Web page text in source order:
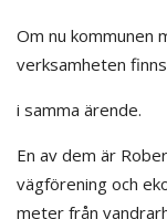
Om nu kommunen
verksamheten
i samma ärende.
En av dem är
vägförening och
meter från